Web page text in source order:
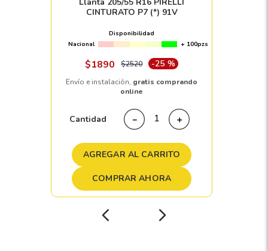
CINTURATO P7 (*) 91V
Disponibilidad
Nacional
+ 100pzs
$1890 $2520 -25 %
Envío e instalación, gratis comprando
online
Cantidad ＋
－
AGREGAR AL CARRITO
COMPRAR AHORA